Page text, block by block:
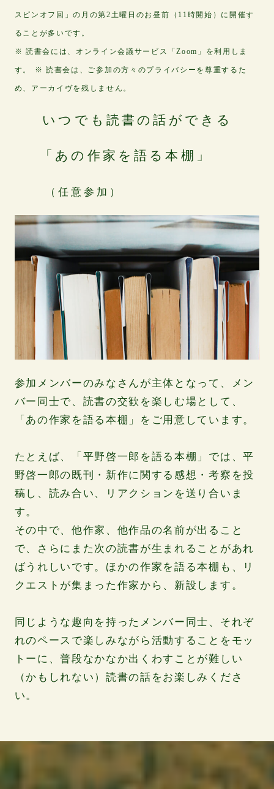
スピンオフ回」の月の第2土曜日のお昼前（11時開始）に開催す
ることが多いです。
※ 読書会には、オンライン会議サービス「Zoom」を利用しま
す。 ※ 読書会は、ご参加の方々のプライバシーを尊重するた
め、アーカイヴを残しません。
いつでも読書の話ができる
「あの作家を語る本棚」
（任意参加）
参加メンバーのみなさんが主体となって、メン
バー同士で、読書の交歓を楽しむ場として、
「あの作家を語る本棚」をご用意しています。
たとえば、「平野啓一郎を語る本棚」では、平
野啓一郎の既刊・新作に関する感想・考察を投
稿し、読み合い、リアクションを送り合いま
す。
その中で、他作家、他作品の名前が出ること
で、さらにまた次の読書が生まれることがあれ
ばうれしいです。ほかの作家を語る本棚も、リ
クエストが集まった作家から、新設します。
同じような趣向を持ったメンバー同士、それぞ
れのペースで楽しみながら活動することをモッ
トーに、普段なかなか出くわすことが難しい
（かもしれない）読書の話をお楽しみくださ
い。